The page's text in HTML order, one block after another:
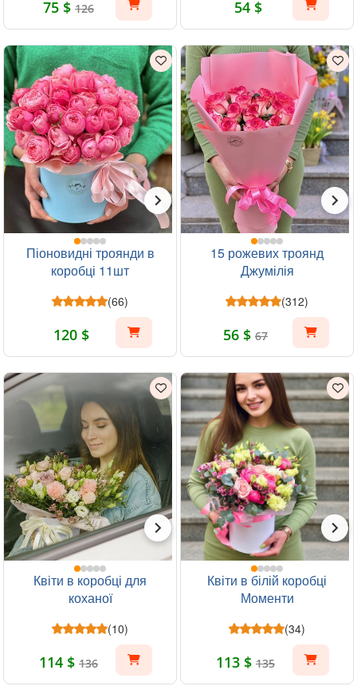
75 $ 126 54 $
Піоновидні троянди в
коробці 11шт
(66)
120 $
15 рожевих троянд
Джумілія
(312)
56 $ 67
Квіти в коробці для
коханої
(10)
114 $ 136
Квіти в білій коробці
Моменти
(34)
113 $ 135